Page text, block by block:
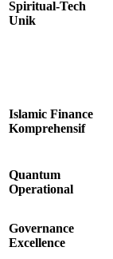
Spiritual-Tech
Unik
Islamic Finance
Komprehensif
Quantum
Operational
Governance
Excellence